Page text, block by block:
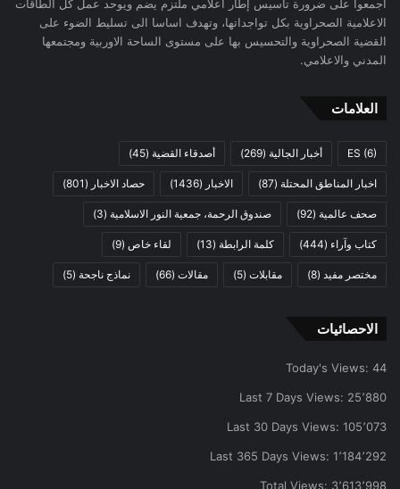
اجمعوا على ضرورة تأسيس إطار اعلامي ملتزم يضم ويوحد عمل كل الطاقات
الاعلامية الصحراوية بكل تواجداتها، وتهدف اساسا الى تسليط الضوء على
القضية الصحراوية والتحسيس بها على مستوى الساحة الاوربية ومجتمعها
المدني والاعلامي.
العلامات
ES (6) أخبار الجالية (269) أصدقاء القضية (45)
اخبار المناطق المحتلة (87) الاخبار (1436) حصاد الاخبار (801)
صحف عالمية (92) صندوق الرحمة، جمعية النور الاسلامية (3)
كتاب وآراء (444) كلمة الرابطة (13) لقاء خاص (9)
مختصر مفيد (8) مقابلات (5) مقالات (66) نماذج ناجحة (5)
الاحصائيات
Today's Views: 44
Last 7 Days Views: 25٬880
Last 30 Days Views: 105٬073
Last 365 Days Views: 1٬184٬292
Total Views: 3٬613٬998